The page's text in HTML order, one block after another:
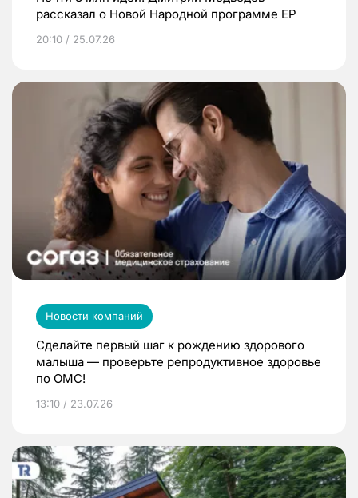
рассказал о Новой Народной программе ЕР
20:10 / 25.07.26
Новости компаний
Сделайте первый шаг к рождению здорового
малыша — проверьте репродуктивное здоровье
по ОМС!
13:10 / 23.07.26